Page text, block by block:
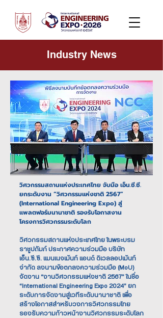
Industry News
วิศวกรรมสถานแห่งประเทศไทย จับมือ เอ็น.ซี.ซี.
ยกระดับงาน “วิศวกรรมแห่งชาติ 2567”
(International Engineering Expo) สู่
แพลตฟอร์มนานาชาติ รองรับโอกาสงาน
โครงการวิศวกรรมระดับโลก
วิศวกรรมสถานแห่งประเทศไทย ในพระบรม
ราชูปถัมภ์ ประกาศความร่วมมือ บริษัท
เอ็น.ซี.ซี. แมนเนจเม้นท์ แอนด์ ดิเวลลอปเม้นท์
จำกัด ลงนามข้อตกลงความร่วมมือ (MoU)
จัดงาน “งานวิศวกรรมแห่งชาติ 2567” ในชื่อ
“International Engineering Expo 2024” ยก
ระดับการจัดงานสู่เวทีระดับนานาชาติ เพื่อ
สร้างโอกาสสำหรับวงการวิศวกรรมไทย
รองรับความก้าวหน้างานวิศวกรรมระดับโลก